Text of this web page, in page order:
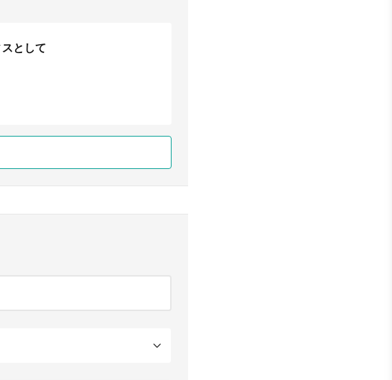
として